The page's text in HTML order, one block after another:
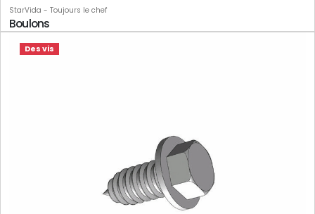
StarVida - Toujours le chef
Boulons
Des vis